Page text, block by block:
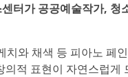
터가 공공예술작가, 청
치와 채색 등 피아노 페
적 표현이 자연스럽게